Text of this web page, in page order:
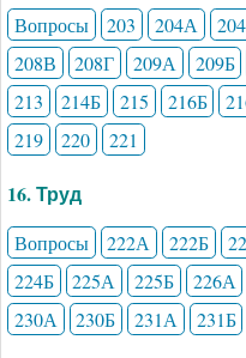
Вопросы 203 204А
208В
208Г 209А 209Б
213
214Б 215 216Б
219
220 221
16. Труд
Вопросы 222А 222Б
224Б
225А 225Б 226А
230А
230Б 231А 231Б